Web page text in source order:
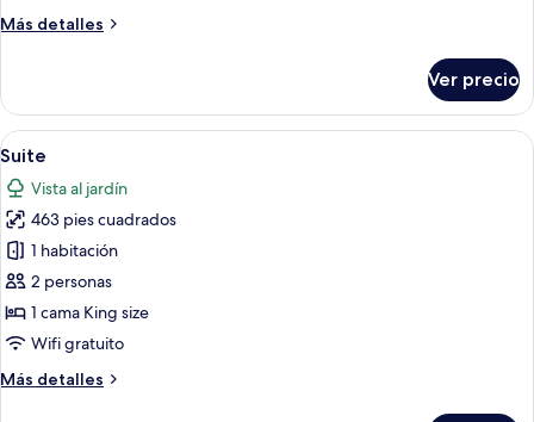
Más detalles
Más
individual
Ver precio
Abrir
todas
las
fotos
de
Suite
Un dormitorio con una cama
12
Suite
Vista al jardín
463 pies cuadrados
1 habitación
2 personas
1 cama King size
Wifi gratuito
Más detalles
Más